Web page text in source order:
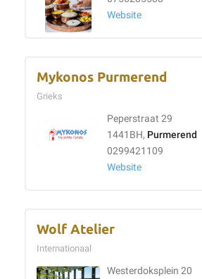
Website
Mykonos Purmerend
Grieks
Peperstraat 29
1441BH, Purmerend
0299421109
Website
Wolf Atelier
Internationaal
Westerdoksplein 20